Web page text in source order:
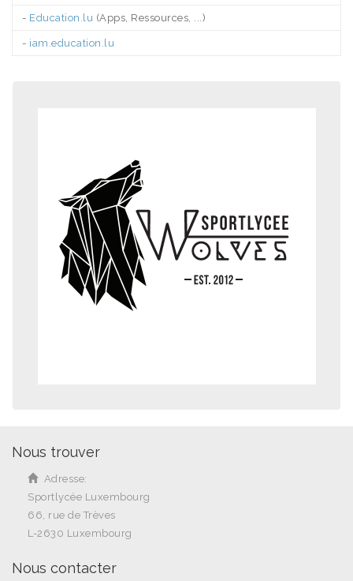
- Education.lu (Apps, Ressources, ...)
- iam.education.lu
Nous trouver
Adresse:
Sportlycée Luxembourg
66, rue de Trèves
L-2630 Luxembourg
Nous contacter